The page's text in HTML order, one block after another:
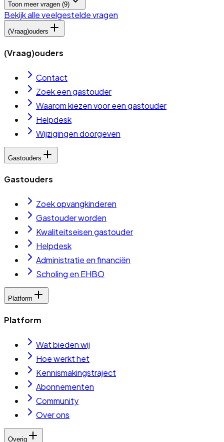
Toon meer vragen (9)
Bekijk alle veelgestelde vragen
(Vraag)ouders
(Vraag)ouders
Contact
Zoek een gastouder
Waarom kiezen voor een gastouder
Helpdesk
Wijzigingen doorgeven
Gastouders
Gastouders
Zoek opvangkinderen
Gastouder worden
Kwaliteitseisen gastouder
Helpdesk
Administratie en financiën
Scholing en EHBO
Platform
Platform
Wat bieden wij
Hoe werkt het
Kennismakingstraject
Abonnementen
Community
Over ons
Overig